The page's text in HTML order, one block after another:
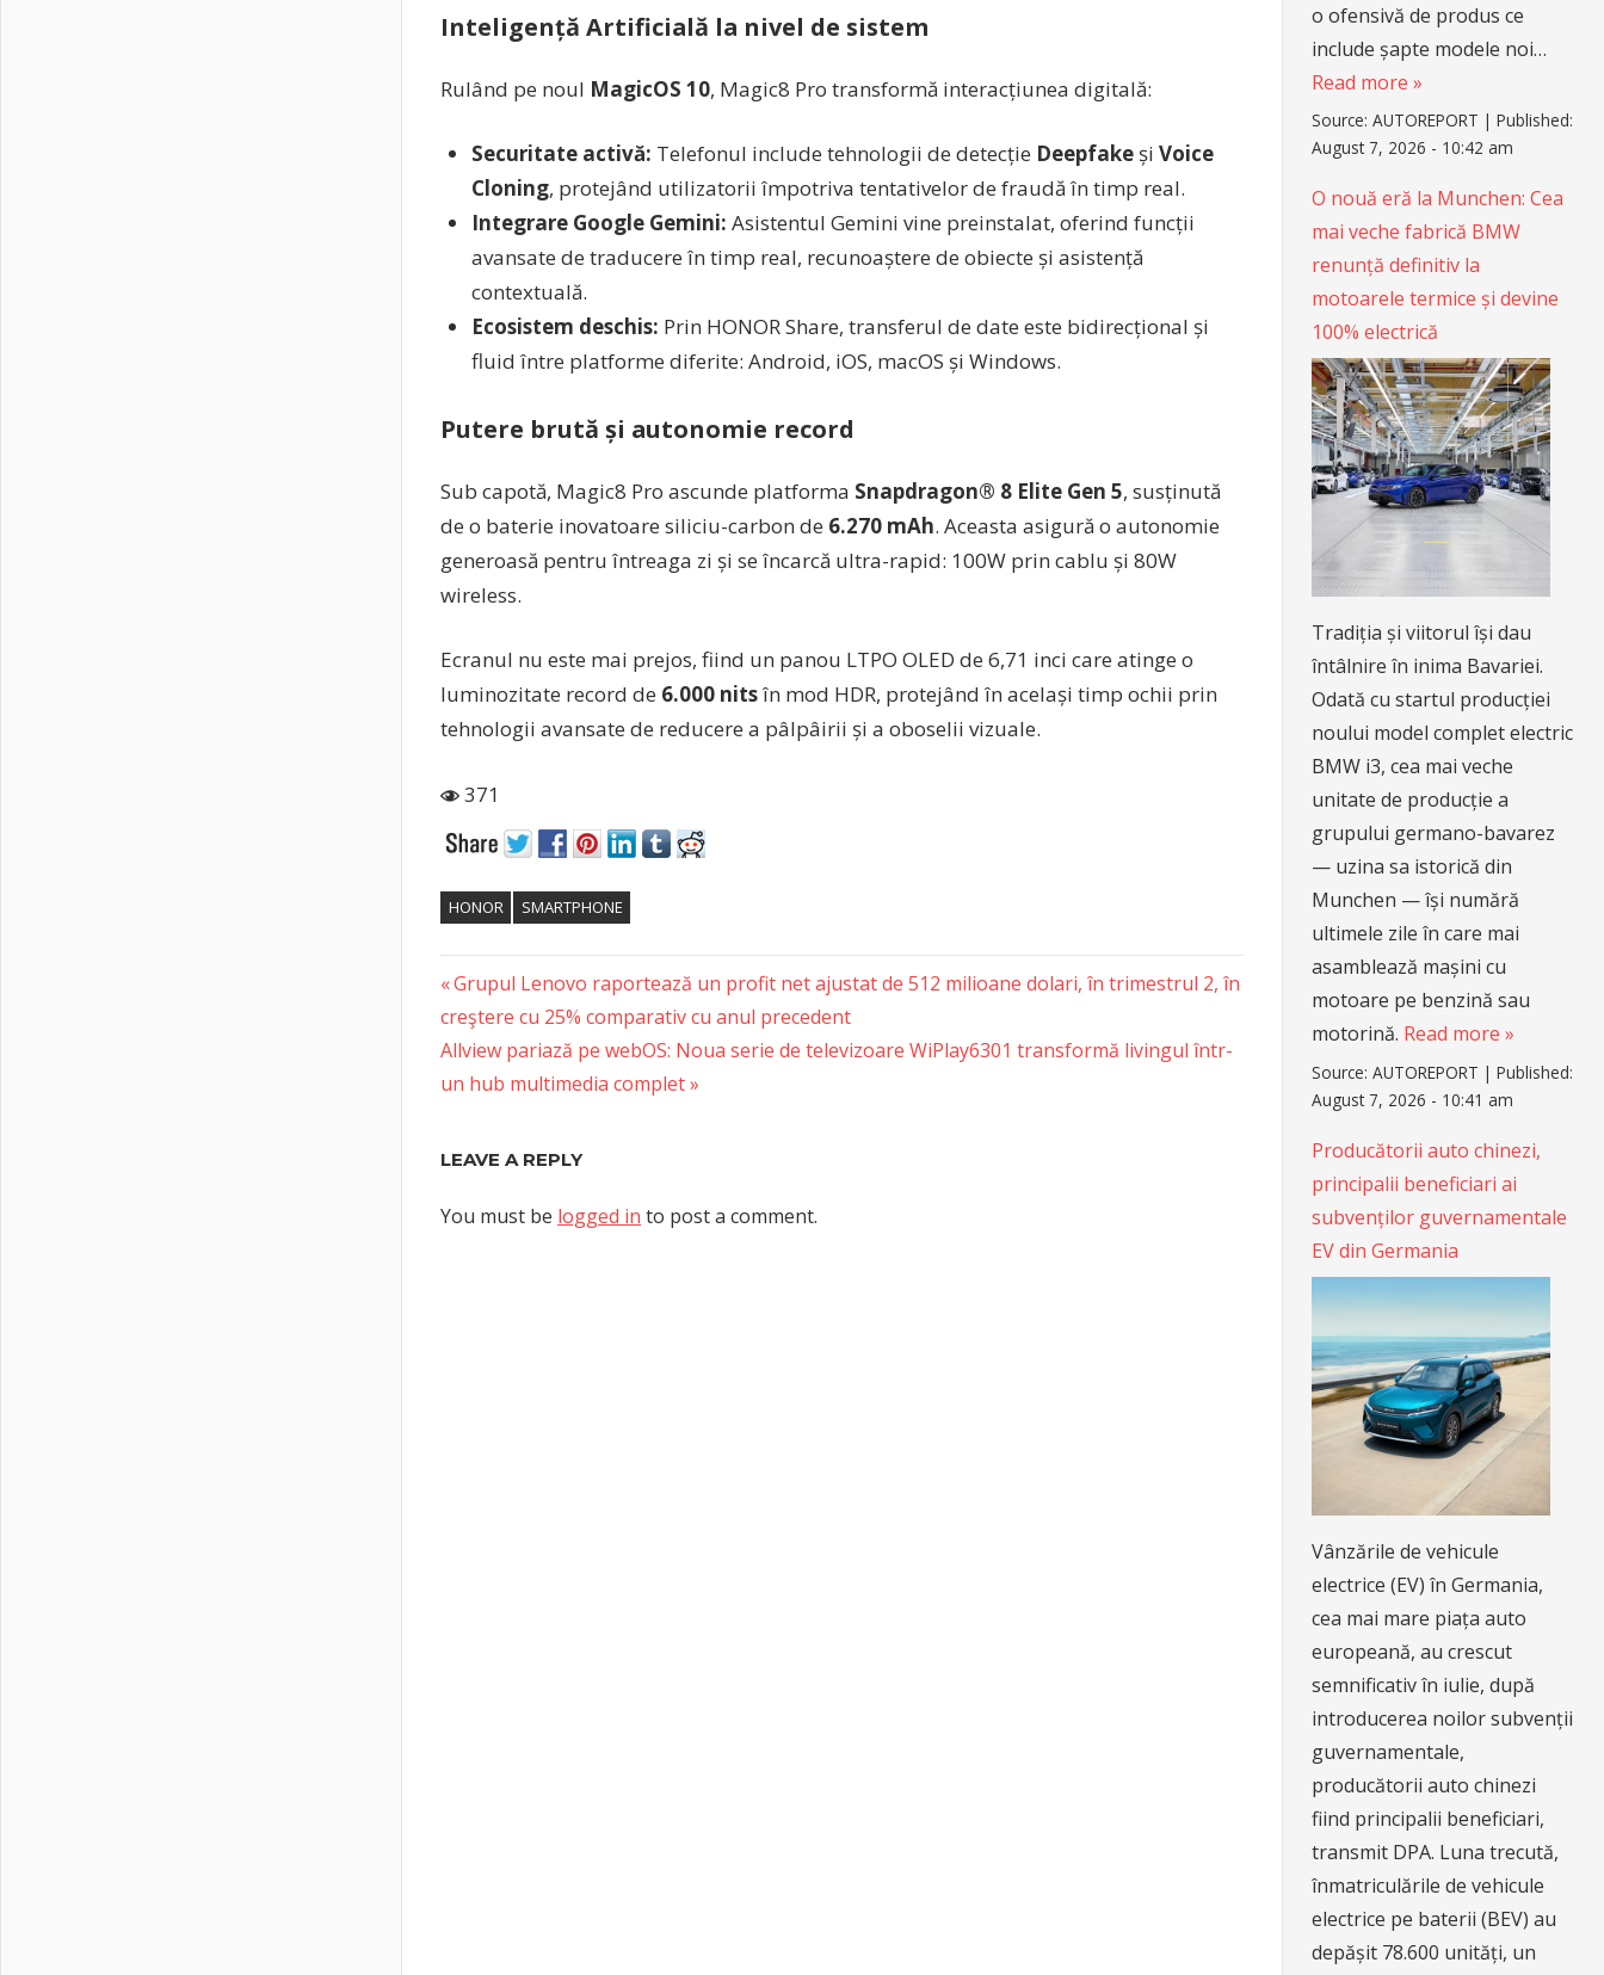
Inteligență Artificială la nivel de sistem
Rulând pe noul MagicOS 10, Magic8 Pro transformă interacțiunea digitală:
Securitate activă: Telefonul include tehnologii de detecție Deepfakeși Voice
Cloning, protejând utilizatorii împotriva tentativelor de fraudă în timp real.
Integrare Google Gemini: Asistentul Gemini vine preinstalat, oferind funcții
avansate de traducere în timp real, recunoaștere de obiecte și asistență
contextuală.
Ecosistem deschis: Prin HONOR Share, transferul de date este bidirecțional și
fluid între platforme diferite: Android, iOS, macOS și Windows.
Putere brută și autonomie record
Sub capotă, Magic8 Pro ascunde platforma Snapdragon® 8 Elite Gen 5, susținută
de o baterie inovatoare siliciu-carbon de 6.270 mAh. Aceasta asigură o autonomie
generoasă pentru întreaga zi și se încarcă ultra-rapid: 100W prin cablu și 80W
wireless.
Ecranul nu este mai prejos, fiind un panou LTPO OLED de 6,71 inci care atinge o
luminozitate record de 6.000 nitsîn mod HDR, protejând în același timp ochii prin
tehnologii avansate de reducere a pâlpâirii și a oboselii vizuale.
371
HONOR SMARTPHONE
Post
navigation
Previous
Post:
Grupul Lenovo raportează un profit net ajustat de 512 milioane dolari, în trimestrul 2, în
creştere cu 25% comparativ cu anul precedent
Next
Post:
Allview pariază pe webOS: Noua serie de televizoare WiPlay6301 transformă livingul într-
un hub multimedia complet
LEAVE A REPLY
You must be logged in to post a comment.
o ofensivă de produs ce
include șapte modele noi…
Read more »
Source:AUTOREPORT |Published:
August 7, 2026 - 10:42 am
O nouă eră la Munchen: Cea
mai veche fabrică BMW
renunță definitiv la
motoarele termice și devine
100% electrică
Tradiția și viitorul își dau
întâlnire în inima Bavariei.
Odată cu startul producției
noului model complet electric
BMW i3, cea mai veche
unitate de producție a
grupului germano-bavarez
— uzina sa istorică din
Munchen — își numără
ultimele zile în care mai
asamblează mașini cu
motoare pe benzină sau
motorină. Read more »
Source:AUTOREPORT |Published:
August 7, 2026 - 10:41 am
Producătorii auto chinezi,
principalii beneficiari ai
subvenților guvernamentale
EV din Germania
Vânzările de vehicule
electrice (EV) în Germania,
cea mai mare piața auto
europeană, au crescut
semnificativ în iulie, după
introducerea noilor subvenții
guvernamentale,
producătorii auto chinezi
fiind principalii beneficiari,
transmit DPA. Luna trecută,
înmatriculările de vehicule
electrice pe baterii (BEV) au
depășit 78.600 unități, un